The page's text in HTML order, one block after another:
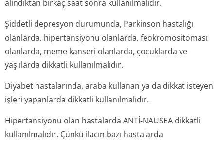
alındıktan birkaç saat sonra kullanılmalıdır.
Şiddetli depresyon durumunda, Parkinson hastalığı
olanlarda, hipertansiyonu olanlarda, feokromositoması
olanlarda, meme kanseri olanlarda, çocuklarda ve
yaşlılarda dikkatli kullanılmalıdır.
Diyabet hastalarında, araba kullanan ya da dikkat isteyen
işleri yapanlarda dikkatli kullanılmalıdır.
Hipertansiyonu olan hastalarda ANTİ-NAUSEA dikkatli
kullanılmalıdır. Çünkü ilacın bazı hastalarda